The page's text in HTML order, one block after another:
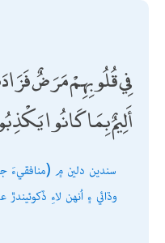
فِي قُلُوبِهِمْ مَرَضٌ
أَلِيمٌ بِمَا كَانُوا
سندين دلين ۾ (منافقيءَ
وڌائي ۽ اُنھن لاءِ